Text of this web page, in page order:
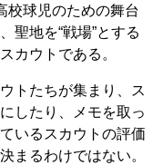
校球児のための舞台
聖地を“戦場”とする
カウトである。
トたちが集まり、ス
したり、メモを取っ
いるスカウトの評価
まるわけではない。